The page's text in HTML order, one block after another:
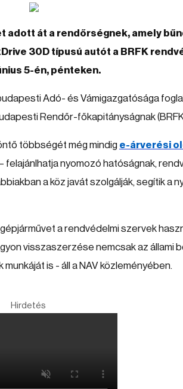
adott át a rendőrségnek, amely
30D típusú autót a BRFK
5-én, pénteken.
Adó- és Vámigazgatósága
Rendőr-főkapitányságnak
többségét még mindig e-árverési
felajánlhatja nyomozó hatóságnak,
a köz javát szolgálják, segítik a
a rendvédelmi szervek
visszaszerzése nemcsak az állami
is - áll a NAV közleményében.
Hirdetés